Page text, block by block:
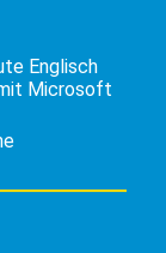
Englisch
Microsoft